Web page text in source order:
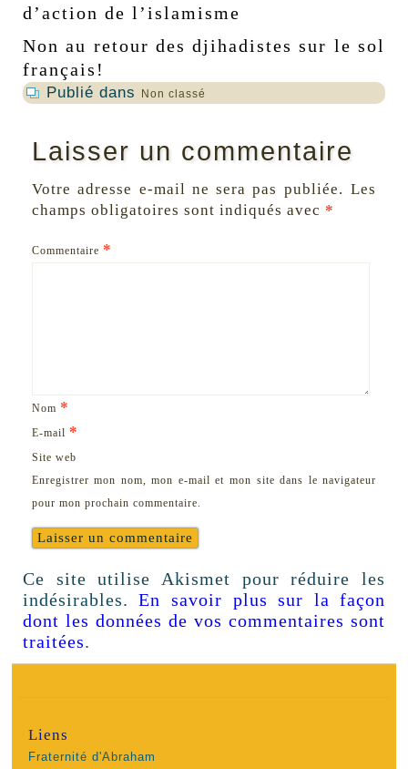
d’action de l’islamisme
Non au retour des djihadistes sur le sol
français!
Publié dans Non classé
Laisser un commentaire
Votre adresse e-mail ne sera pas publiée. Les
champs obligatoires sont indiqués avec *
Commentaire *
Nom *
E-mail *
Site web
Enregistrer mon nom, mon e-mail et mon site dans le navigateur
pour mon prochain commentaire.
Ce site utilise Akismet pour réduire les
indésirables.En savoir plus sur la façon
dont les données de vos commentaires sont
traitées.
Liens
Fraternité d'Abraham